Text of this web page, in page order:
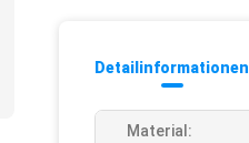
Detailinformationen
Material: